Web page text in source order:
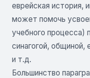
еврейская история,
может помочь
учебного процесса)
синагогой,
и т.д.
Большинство